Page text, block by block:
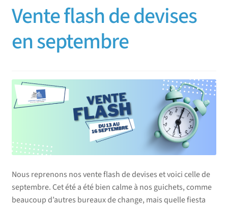
Vente flash de devises
en septembre
Nous reprenons nos vente flash de devises et voici celle de
septembre. Cet été a été bien calme à nos guichets, comme
beaucoup d’autres bureaux de change, mais quelle fiesta